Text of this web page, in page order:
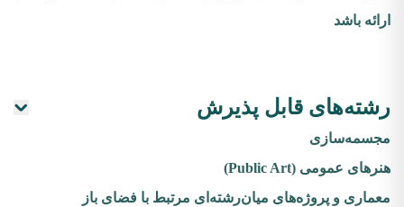
ارائه باشد
رشته‌های قابل پذیرش
مجسمه‌سازی
هنرهای عمومی (Public Art)
معماری و پروژه‌های میان‌رشته‌ای مرتبط با فضای باز